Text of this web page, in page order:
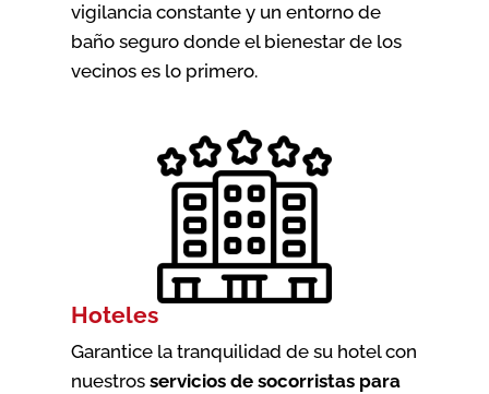
vigilancia constante y un entorno de
baño seguro donde el bienestar de los
vecinos es lo primero.
Hoteles
Garantice la tranquilidad de su hotel con
nuestros servicios de socorristas para